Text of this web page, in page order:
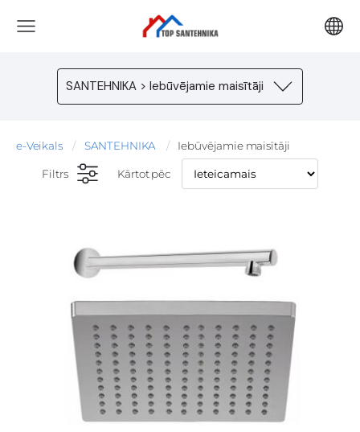
SANTEHNIKA > Iebūvējamie maisītāji
e-Veikals SANTEHNIKA Iebūvējamie maisītāji
Filtrs Kārtot pēc